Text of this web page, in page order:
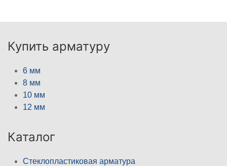
Купить арматуру
6 мм
8 мм
10 мм
12 мм
Каталог
Стеклопластиковая арматура